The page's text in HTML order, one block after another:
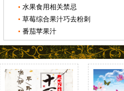
水果食用相关禁忌
草莓综合果汁巧去粉刺
番茄苹果汁